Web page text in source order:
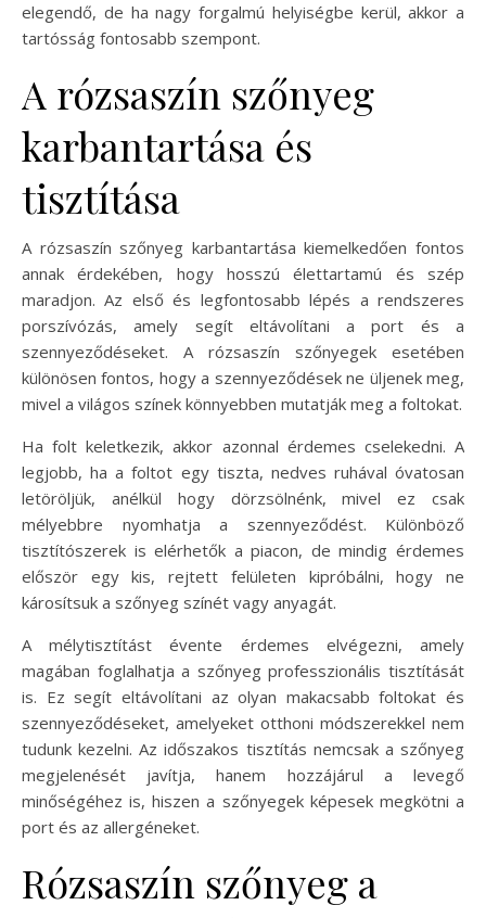
elegendő, de ha nagy forgalmú helyiségbe kerül, akkor a
tartósság fontosabb szempont.
A rózsaszín szőnyeg
karbantartása és
tisztítása
A rózsaszín szőnyeg karbantartása kiemelkedően fontos
annak érdekében, hogy hosszú élettartamú és szép
maradjon. Az első és legfontosabb lépés a rendszeres
porszívózás, amely segít eltávolítani a port és a
szennyeződéseket. A rózsaszín szőnyegek esetében
különösen fontos, hogy a szennyeződések ne üljenek meg,
mivel a világos színek könnyebben mutatják meg a foltokat.
Ha folt keletkezik, akkor azonnal érdemes cselekedni. A
legjobb, ha a foltot egy tiszta, nedves ruhával óvatosan
letöröljük, anélkül hogy dörzsölnénk, mivel ez csak
mélyebbre nyomhatja a szennyeződést. Különböző
tisztítószerek is elérhetők a piacon, de mindig érdemes
először egy kis, rejtett felületen kipróbálni, hogy ne
károsítsuk a szőnyeg színét vagy anyagát.
A mélytisztítást évente érdemes elvégezni, amely
magában foglalhatja a szőnyeg professzionális tisztítását
is. Ez segít eltávolítani az olyan makacsabb foltokat és
szennyeződéseket, amelyeket otthoni módszerekkel nem
tudunk kezelni. Az időszakos tisztítás nemcsak a szőnyeg
megjelenését javítja, hanem hozzájárul a levegő
minőségéhez is, hiszen a szőnyegek képesek megkötni a
port és az allergéneket.
Rózsaszín szőnyeg a